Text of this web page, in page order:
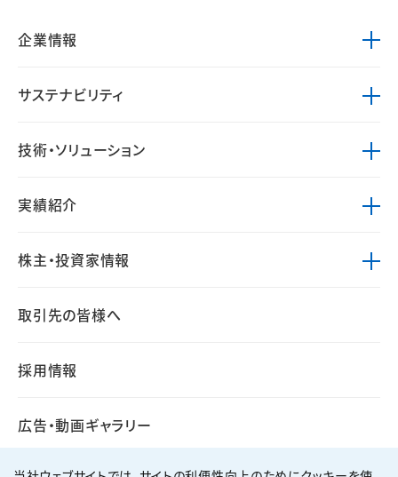
企業情報
サステナビリティ
技術・ソリューション
実績紹介
株主・投資家情報
取引先の皆様へ
採用情報
広告・動画ギャラリー